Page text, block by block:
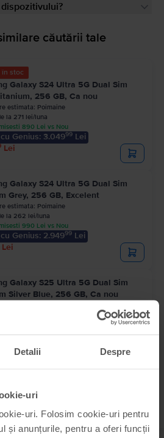
Detalii Despre
uri
uri. Folosim cookie-uri pentru
și anunțurile, pentru a oferi funcții
căutării tale
stoc
Galaxy S24 Ultra 5G Dual Sim
256 GB, Ca nou
estimata: Poimaine
la 271 lei/luna
890 Lei vs Nou
Genius: 3.04999 Lei
Lei
Galaxy S24 Ultra 5G Dual Sim
Grey, 256 GB, Excelent
estimata: Poimaine
la 262 lei/luna
990 Lei vs Nou
Genius: 2.94999 Lei
Lei
Galaxy S25 Ultra 5G Dual Sim
Silver Blue, 256 GB, Ca nou